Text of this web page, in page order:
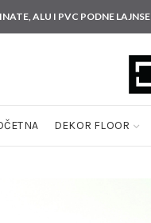
ALU I PVC PODNE LAJNSE
DEKOR FLOOR